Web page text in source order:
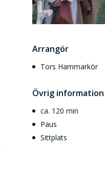
Arrangör
Tors Hammarkör
Övrig information
ca. 120 min
Paus
Sittplats